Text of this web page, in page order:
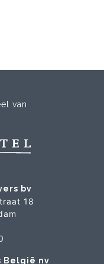
van
bv
18
België nv